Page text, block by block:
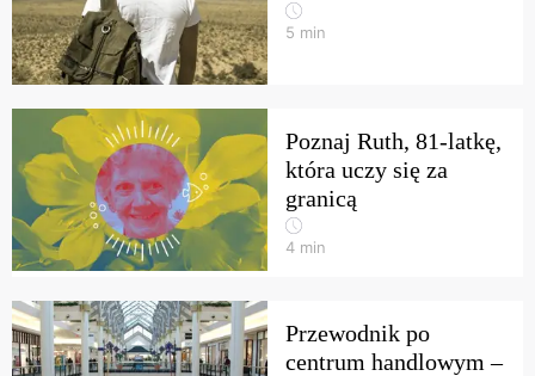
5 min
Poznaj Ruth, 81-latkę,
która uczy się za
granicą
4 min
Przewodnik po
centrum handlowym –